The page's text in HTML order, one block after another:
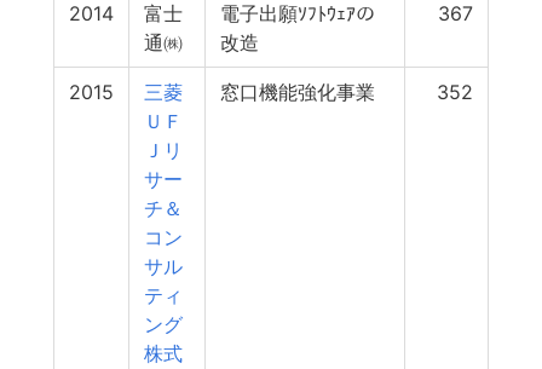
2014
富士
通㈱
電子出願ｿﾌﾄｳｪｱの
改造
367
2015
三菱
ＵＦ
Ｊリ
サー
チ＆
コン
サル
ティ
ング
株式
窓口機能強化事業 352